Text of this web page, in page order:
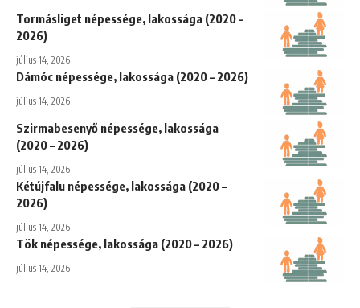
Tormásliget népessége, lakossága (2020 –
2026)
július 14, 2026
Dámóc népessége, lakossága (2020 – 2026)
július 14, 2026
Szirmabesenyő népessége, lakossága
(2020 – 2026)
július 14, 2026
Kétújfalu népessége, lakossága (2020 –
2026)
július 14, 2026
Tök népessége, lakossága (2020 – 2026)
július 14, 2026